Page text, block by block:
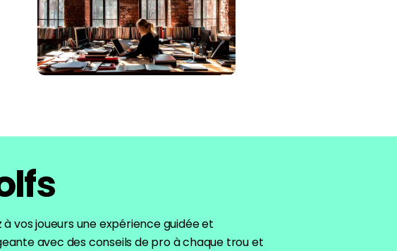
à vos joueurs une expérience guidée et
avec des conseils de pro à chaque trou et